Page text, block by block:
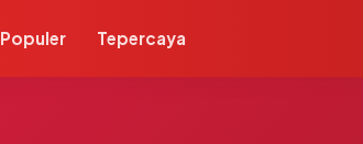
Populer Tepercaya